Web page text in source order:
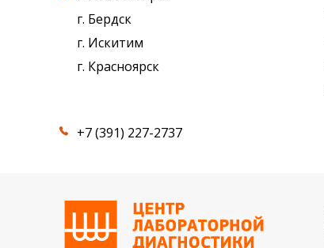
г. Бердск
г. Искитим
г. Красноярск
+7 (391) 227-2737